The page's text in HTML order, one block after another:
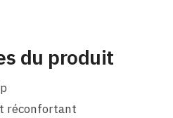
du produit
réconfortant